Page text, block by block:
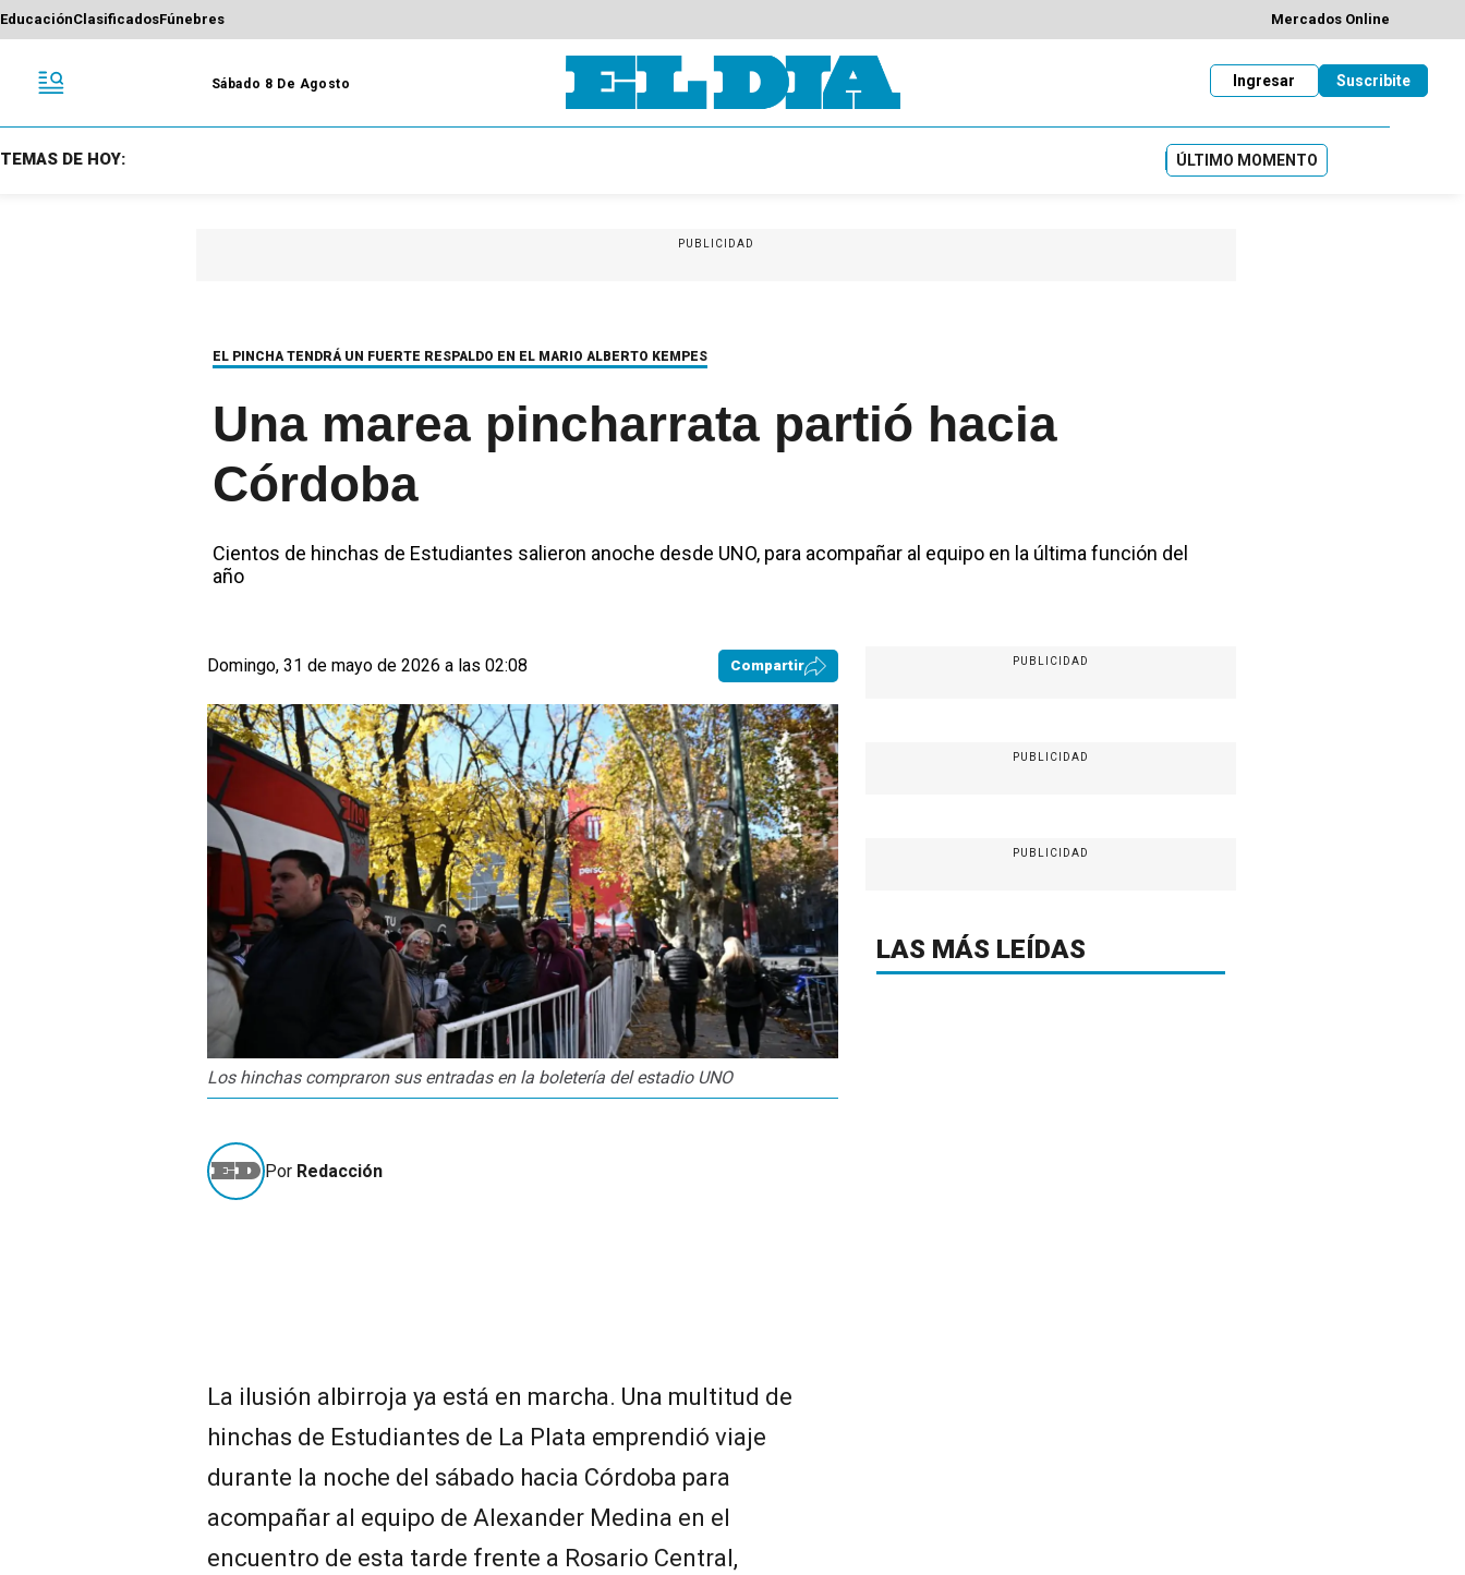
EducaciónClasificadosFúnebres Mercados Online
Sábado 8 De Agosto Suscribite
Ingresar
TEMAS DE HOY: ÚLTIMO MOMENTO
PUBLICIDAD
EL PINCHA TENDRÁ UN FUERTE RESPALDO EN EL MARIO ALBERTO KEMPES
Una marea pincharrata partió hacia
Córdoba
Cientos de hinchas de Estudiantes salieron anoche desde UNO, para acompañar al equipo en la última función del
año
Domingo, 31 de mayo de 2026 a las 02:08 Compartir
Los hinchas compraron sus entradas en la boletería del estadio UNO
Por Redacción
La ilusión albirroja ya está en marcha. Una multitud de
hinchas de Estudiantes de La Plata emprendió viaje
durante la noche del sábado hacia Córdoba para
acompañar al equipo de Alexander Medina en el
encuentro de esta tarde frente a Rosario Central,
PUBLICIDAD
PUBLICIDAD
PUBLICIDAD
LAS MÁS LEÍDAS